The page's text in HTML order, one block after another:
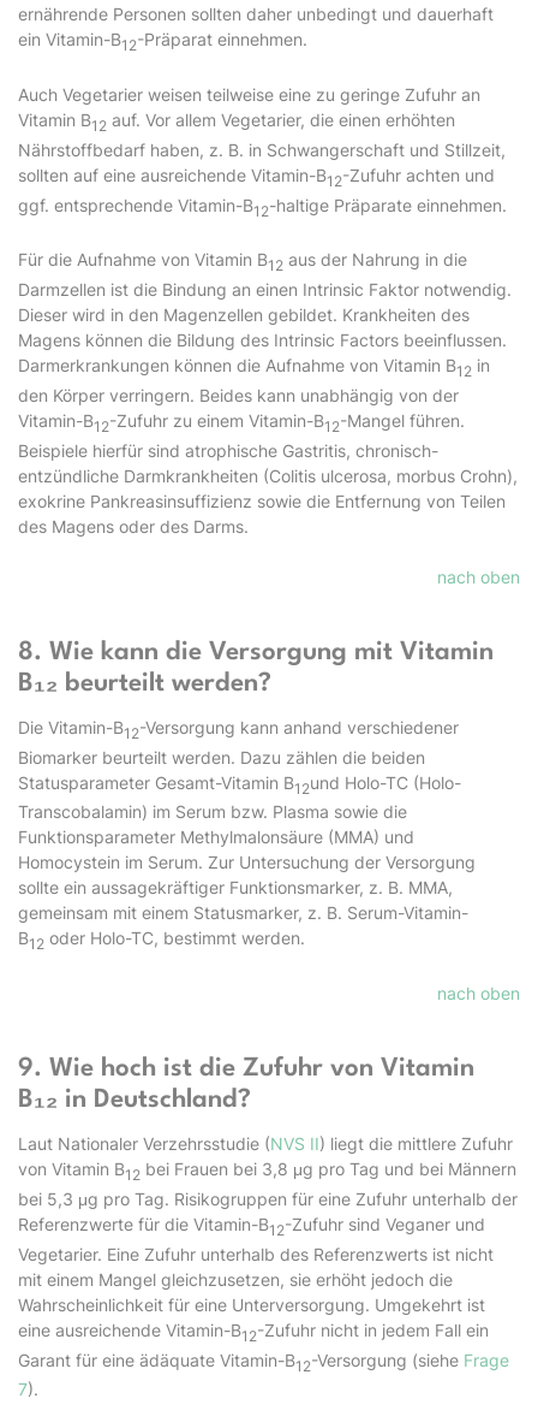
ernährende Personen sollten daher unbedingt und dauerhaft
ein Vitamin-B12-Präparat einnehmen.
Auch Vegetarier weisen teilweise eine zu geringe Zufuhr an
Vitamin B12 auf. Vor allem Vegetarier, die einen erhöhten
Nährstoffbedarf haben, z. B. in Schwangerschaft und Stillzeit,
sollten auf eine ausreichende Vitamin-B12-Zufuhr achten und
ggf. entsprechende Vitamin-B12-haltige Präparate einnehmen.
Für die Aufnahme von Vitamin B12 aus der Nahrung in die
Darmzellen ist die Bindung an einen Intrinsic Faktor notwendig.
Dieser wird in den Magenzellen gebildet. Krankheiten des
Magens können die Bildung des Intrinsic Factors beeinflussen.
Darmerkrankungen können die Aufnahme von Vitamin B12 in
den Körper verringern. Beides kann unabhängig von der
Vitamin-B12-Zufuhr zu einem Vitamin-B12-Mangel führen.
Beispiele hierfür sind atrophische Gastritis, chronisch-
entzündliche Darmkrankheiten (Colitis ulcerosa, morbus Crohn),
exokrine Pankreasinsuffizienz sowie die Entfernung von Teilen
des Magens oder des Darms.
nach oben
8. Wie kann die Versorgung mit Vitamin
B₁₂ beurteilt werden?
Die Vitamin-B12-Versorgung kann anhand verschiedener
Biomarker beurteilt werden. Dazu zählen die beiden
Statusparameter Gesamt-Vitamin B12und Holo-TC (Holo-
Transcobalamin) im Serum bzw. Plasma sowie die
Funktionsparameter Methylmalonsäure (MMA) und
Homocystein im Serum. Zur Untersuchung der Versorgung
sollte ein aussagekräftiger Funktionsmarker, z. B. MMA,
gemeinsam mit einem Statusmarker, z. B. Serum-Vitamin-
B12 oder Holo-TC, bestimmt werden.
nach oben
9. Wie hoch ist die Zufuhr von Vitamin
B₁₂ in Deutschland?
Laut Nationaler Verzehrsstudie (NVS II) liegt die mittlere Zufuhr
von Vitamin B12 bei Frauen bei 3,8 μg pro Tag und bei Männern
bei 5,3 μg pro Tag. Risikogruppen für eine Zufuhr unterhalb der
Referenzwerte für die Vitamin-B12-Zufuhr sind Veganer und
Vegetarier. Eine Zufuhr unterhalb des Referenzwerts ist nicht
mit einem Mangel gleichzusetzen, sie erhöht jedoch die
Wahrscheinlichkeit für eine Unterversorgung. Umgekehrt ist
eine ausreichende Vitamin-B12-Zufuhr nicht in jedem Fall ein
Garant für eine ädäquate Vitamin-B12-Versorgung (siehe Frage
7).